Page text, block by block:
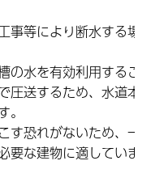
事等により断水する場
の水を有効利用するこ
圧送するため、水道本
す恐れがないため、一
要な建物に適していま